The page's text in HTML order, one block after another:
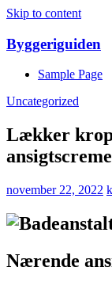
Skip to content
Byggeriguiden
Sample Page
Uncategorized
Lækker
november 22, 2022
Nærende